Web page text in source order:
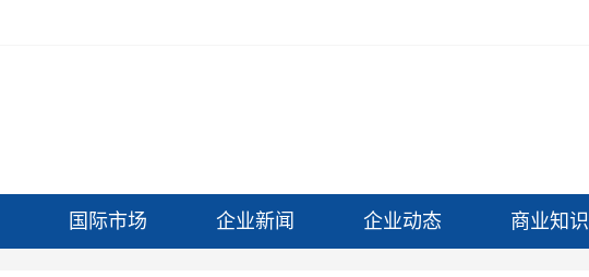
国际市场 企业新闻 企业动态 商业知识